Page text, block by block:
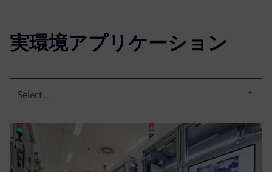
実環境アプリケーション
Select...